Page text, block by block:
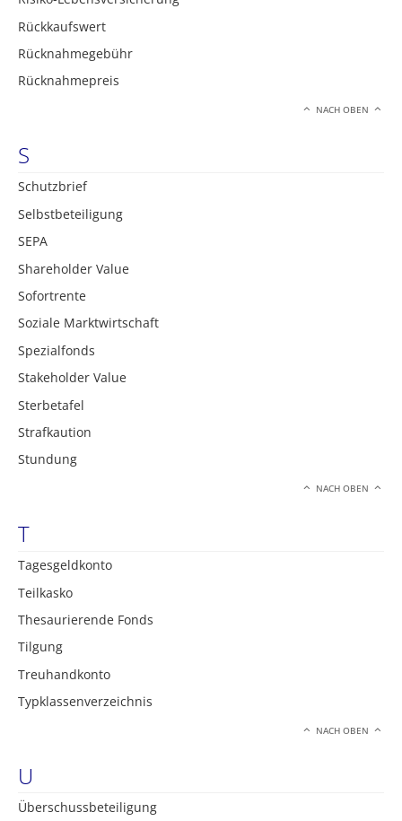
Rückkaufswert
Rücknahmegebühr
Rücknahmepreis
NACH OBEN
S
Schutzbrief
Selbstbeteiligung
SEPA
Shareholder Value
Sofortrente
Soziale Marktwirtschaft
Spezialfonds
Stakeholder Value
Sterbetafel
Strafkaution
Stundung
NACH OBEN
T
Tagesgeldkonto
Teilkasko
Thesaurierende Fonds
Tilgung
Treuhandkonto
Typklassenverzeichnis
NACH OBEN
U
Überschussbeteiligung